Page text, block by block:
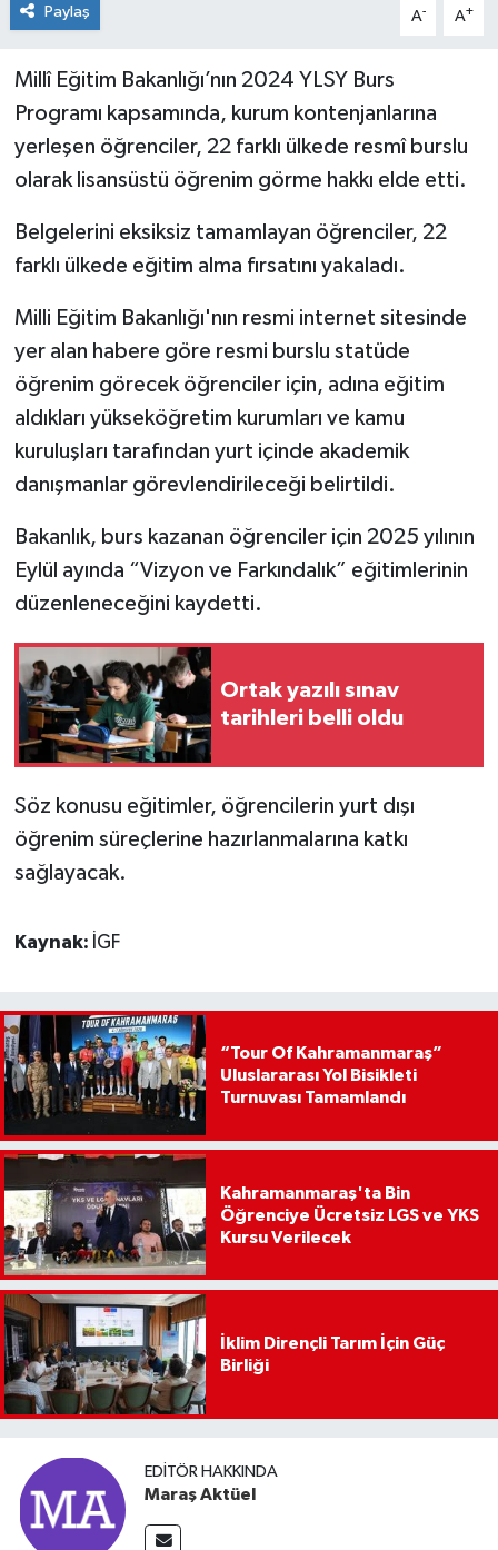
Paylaş A- A+
Millî Eğitim Bakanlığı’nın 2024 YLSY Burs
Programı kapsamında, kurum kontenjanlarına
yerleşen öğrenciler, 22 farklı ülkede resmî burslu
olarak lisansüstü öğrenim görme hakkı elde etti.
Belgelerini eksiksiz tamamlayan öğrenciler, 22
farklı ülkede eğitim alma fırsatını yakaladı.
Milli Eğitim Bakanlığı'nın resmi internet sitesinde
yer alan habere göre resmi burslu statüde
öğrenim görecek öğrenciler için, adına eğitim
aldıkları yükseköğretim kurumları ve kamu
kuruluşları tarafından yurt içinde akademik
danışmanlar görevlendirileceği belirtildi.
Bakanlık, burs kazanan öğrenciler için 2025 yılının
Eylül ayında “Vizyon ve Farkındalık” eğitimlerinin
düzenleneceğini kaydetti.
Ortak yazılı sınav
tarihleri belli oldu
Söz konusu eğitimler, öğrencilerin yurt dışı
öğrenim süreçlerine hazırlanmalarına katkı
sağlayacak.
Kaynak: İGF
“Tour Of Kahramanmaraş”
Uluslararası Yol Bisikleti
Turnuvası Tamamlandı
Kahramanmaraş'ta Bin
Öğrenciye Ücretsiz LGS ve YKS
Kursu Verilecek
İklim Dirençli Tarım İçin Güç
Birliği
EDITÖR HAKKINDA
Maraş Aktüel